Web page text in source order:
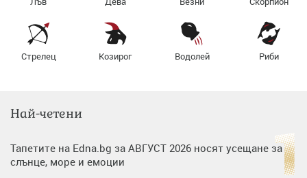
Стрелец Козирог Водолей Риби
Най-четени
Тапетите на Edna.bg за АВГУСТ 2026 носят усещане за
слънце, море и емоции